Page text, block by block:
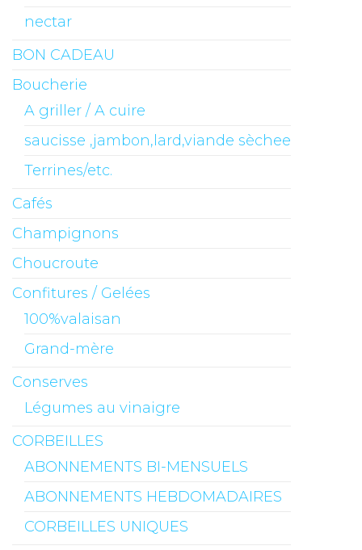
nectar
BON CADEAU
Boucherie
A griller / A cuire
saucisse ,jambon,lard,viande sèchee
Terrines/etc.
Cafés
Champignons
Choucroute
Confitures / Gelées
100%valaisan
Grand-mère
Conserves
Légumes au vinaigre
CORBEILLES
ABONNEMENTS BI-MENSUELS
ABONNEMENTS HEBDOMADAIRES
CORBEILLES UNIQUES